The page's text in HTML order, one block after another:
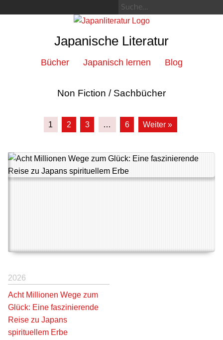
Japanische Literatur
Bücher Japanisch lernen Blog
Non Fiction / Sachbücher
1 2 3 … 6 Weiter »
2026
Acht Millionen Wege zum
Glück: Eine faszinierende
Reise zu Japans
spirituellem Erbe